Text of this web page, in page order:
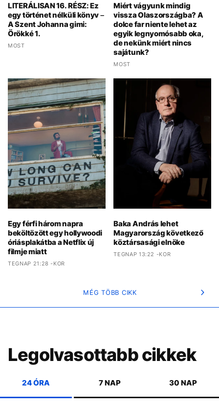
LITERÁLISAN 16. RÉSZ: Ez
egy történet nélküli könyv –
A Szent Johanna gimi:
Örökké 1.
MOST
Miért vágyunk mindig
vissza Olaszországba? A
dolce far niente lehet az
egyik legnyomósabb oka,
de nekünk miért nincs
sajátunk?
MOST
Egy férfi három napra
beköltözött egy hollywoodi
óriásplakátba a Netflix új
filmje miatt
TEGNAP 21:28 -KOR
Baka András lehet
Magyarország következő
köztársasági elnöke
TEGNAP 13:22 -KOR
MÉG TÖBB CIKK
Legolvasottabb cikkek
24 ÓRA 7 NAP 30 NAP